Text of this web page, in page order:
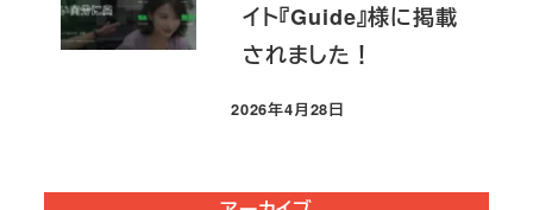
イト『Guide』様に掲載
されました！
投稿日
2026年4月28日